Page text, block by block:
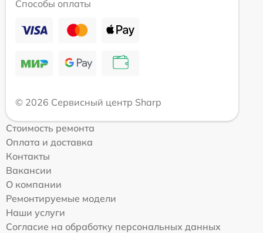
Способы оплаты
© 2026 Сервисный центр Sharp
Стоимость ремонта
Оплата и доставка
Контакты
Вакансии
О компании
Ремонтируемые модели
Наши услуги
Согласие на обработку персональных данных